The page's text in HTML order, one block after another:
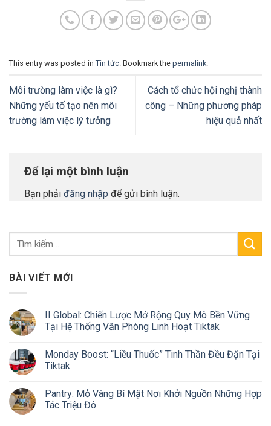
This entry was posted in Tin tức . Bookmark the permalink
Môi trường làm việc là gì?
Những yếu tố tạo nên môi
trường làm việc lý tưởng
Cách tổ chức hội nghị thành
công – Những phương pháp
hiệu quả nhất
Để lại một bình luận
Bạn phải đăng nhập để gửi bình luận.
BÀI VIẾT MỚI
II Global: Chiến Lược Mở Rộng Quy Mô Bền Vững
Tại Hệ Thống Văn Phòng Linh Hoạt Tiktak
Monday Boost: “Liều Thuốc” Tinh Thần Đều Đặn Tại
Tiktak
Pantry: Mỏ Vàng Bí Mật Nơi Khởi Nguồn Những Hợp
Tác Triệu Đô